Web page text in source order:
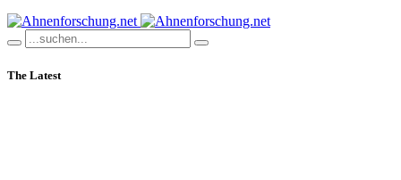
The Latest